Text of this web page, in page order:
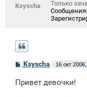
Ksyscha
Только
Сообщения:
С
о
б
Ksyscha 16 окт
Привет девочки!